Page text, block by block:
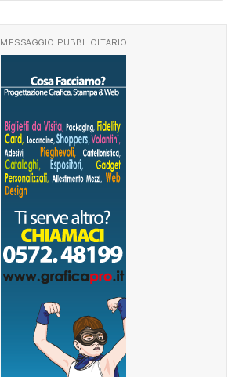
MESSAGGIO PUBBLICITARIO